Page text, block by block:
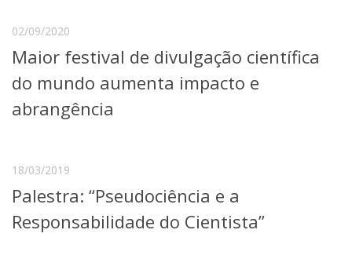
Agenda de Eventos
02/09/2020
Maior festival de divulgação científica
do mundo aumenta impacto e
abrangência
18/03/2019
Palestra: “Pseudociência e a
Responsabilidade do Cientista”